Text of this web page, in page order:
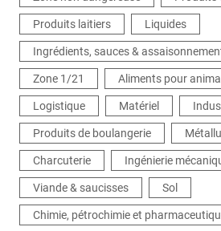
Produits laitiers
Liquides
Ingrédients, sauces &
Zone 1/21
Aliments pour
Logistique
Matériel
Produits de boulangerie
Charcuterie
Ingénierie
Viande & saucisses
Sol
Chimie, pétrochimie et